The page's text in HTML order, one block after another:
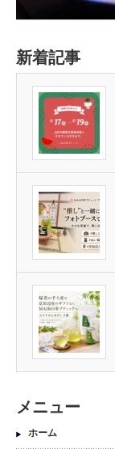
新着記事
メニュー
ホーム